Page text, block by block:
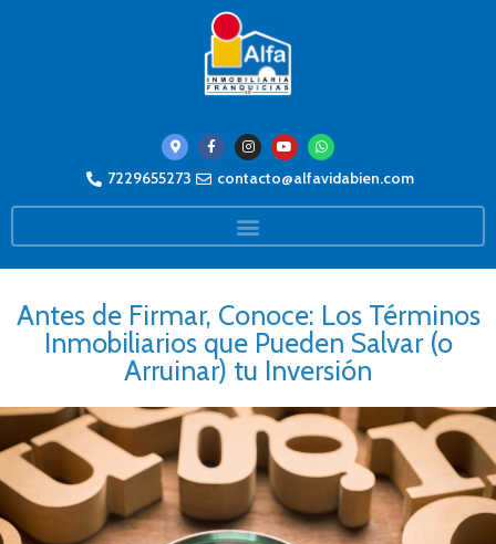
7229655273 contacto@alfavidabien.com
Antes de Firmar, Conoce: Los Términos
Inmobiliarios que Pueden Salvar (o
Arruinar) tu Inversión